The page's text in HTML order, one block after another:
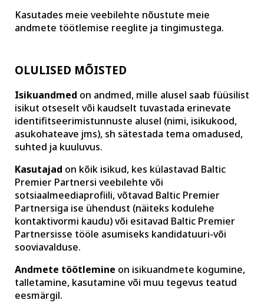
Kasutades meie veebilehte nõustute meie
andmete töötlemise reeglite ja tingimustega.
OLULISED MÕISTED
Isikuandmed on andmed, mille alusel saab füüsilist
isikut otseselt või kaudselt tuvastada erinevate
identifitseerimistunnuste alusel (nimi, isikukood,
asukohateave jms), sh sätestada tema omadused,
suhted ja kuuluvus.
Kasutajad on kõik isikud, kes külastavad Baltic
Premier Partnersi veebilehte või
sotsiaalmeediaprofiili, võtavad Baltic Premier
Partnersiga ise ühendust (näiteks kodulehe
kontaktivormi kaudu) või esitavad Baltic Premier
Partnersisse tööle asumiseks kandidatuuri-või
sooviavalduse.
Andmete töötlemine on isikuandmete kogumine,
talletamine, kasutamine või muu tegevus teatud
eesmärgil.